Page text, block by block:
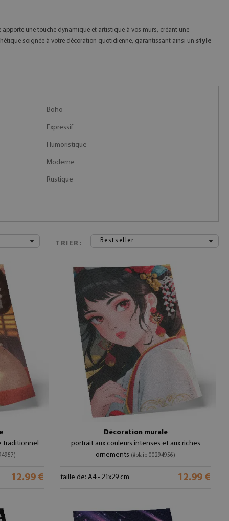
une touche dynamique et artistique à vos murs, créant une
soignée à votre décoration quotidienne, garantissant ainsi un style
Boho
Expressif
Humoristique
Moderne
Rustique
TRIER: Bestseller
traditionnel
12.99 €
Décoration murale
portrait aux couleurs intenses et aux riches
ornements (#plaip-00294956)
taille de: A4 - 21x29 cm 12.99 €